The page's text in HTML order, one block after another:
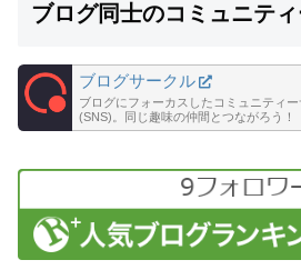
ブログ同士のコミュニテ
ブログサークル
ブログにフォーカスしたコミュニティー
(SNS)。同じ趣味の仲間とつながろう！